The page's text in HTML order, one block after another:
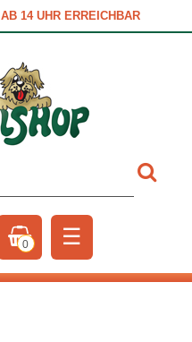
AB 14 UHR ERREICHBAR
0 ☰